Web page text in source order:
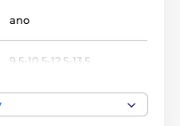
ano
9.5-10.5-12.5-13.5